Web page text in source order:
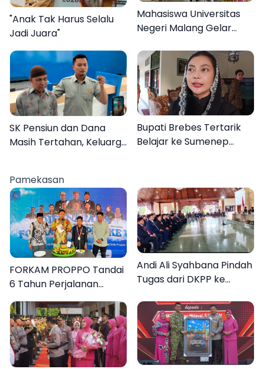
"Anak Tak Harus Selalu
Jadi Juara"
Mahasiswa Universitas
Negeri Malang Gelar
Desa Dapenda
SK Pensiun dan Dana
Masih Tertahan, Keluarga
Bupati Brebes Tertarik
Belajar ke Sumenep
Pamekasan
FORKAM PROPPO Tandai
6 Tahun Perjalanan
dengan Peluncuran Mars,
Hymne, dan Buku
Organisasi
Andi Ali Syahbana Pindah
Tugas dari DKPP ke